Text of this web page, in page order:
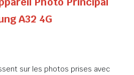
A32 4G
sur les photos prises avec